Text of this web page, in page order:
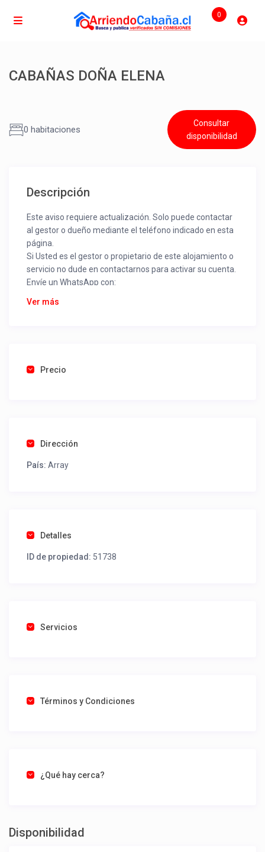
0
CABAÑAS DOÑA ELENA
0 habitaciones
Consultar
disponibilidad
Descripción
Este aviso requiere actualización. Solo puede contactar
al gestor o dueño mediante el teléfono indicado en esta
página.
Si Usted es el gestor o propietario de este alojamiento o
servicio no dude en contactarnos para activar su cuenta.
Envíe un WhatsApp con:
Nombre alojamiento o servicio
Una foto de cuenta de luz o agua o gas que acredite
como un profesional sin COMISIONES ni ESTAFAS.
Tel contacto propiedad:
Ver más
Precio
Dirección
País: Array
Detalles
ID de propiedad: 51738
Servicios
Términos y Condiciones
¿Qué hay cerca?
Disponibilidad